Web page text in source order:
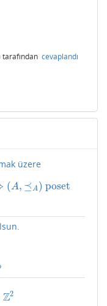
tarafından cevaplandı
üzere
(A, ⪯A ) poset
,⪯A)poset
Z2